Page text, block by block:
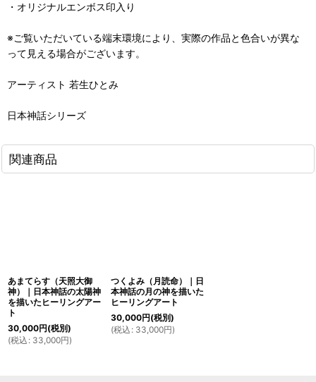
・オリジナルエンボス印入り
※ご覧いただいている端末環境により、実際の作品と色合いが異な
って見える場合がございます。
アーティスト 若生ひとみ
日本神話シリーズ
関連商品
あまてらす（天照大御
神）｜日本神話の太陽神
を描いたヒーリングアー
ト
30,000円(税別)
(税込 : 33,000円)
つくよみ（月読命）｜日
本神話の月の神を描いた
ヒーリングアート
30,000円(税別)
(税込 : 33,000円)